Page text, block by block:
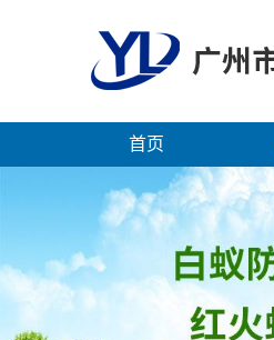
首页